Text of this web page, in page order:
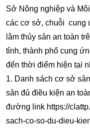
Sở Nông nghiệp và
các cơ sở, chuỗi cung
lâm thủy sản an toàn
tỉnh, thành phố cung
đến thời điểm hiện tại
1. Danh sách cơ sở
sản đủ điều kiện an
đường link https://
sach-co-so-du-dieu-